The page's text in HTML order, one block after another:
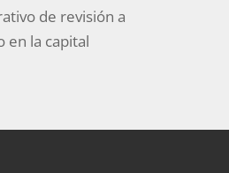
de revisión a
la capital